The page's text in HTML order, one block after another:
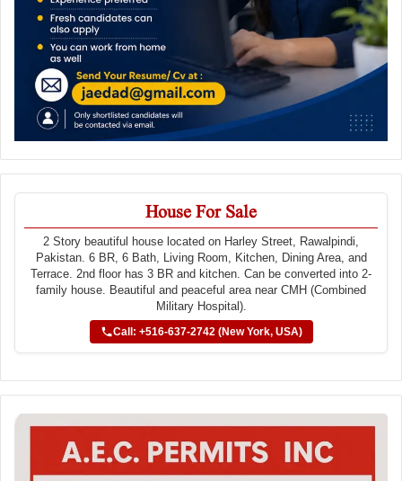
House For Sale
2 Story beautiful house located on Harley Street, Rawalpindi,
Pakistan. 6 BR, 6 Bath, Living Room, Kitchen, Dining Area, and
Terrace. 2nd floor has 3 BR and kitchen. Can be converted into 2-
family house. Beautiful and peaceful area near CMH (Combined
Military Hospital).
Call: +516-637-2742 (New York, USA)